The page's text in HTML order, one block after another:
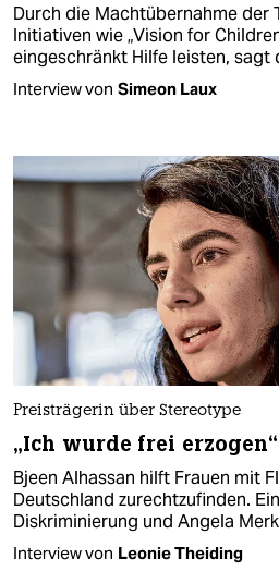
Durch die Machtübernahme der
Initiativen wie „Vision for
eingeschränkt Hilfe leisten, sagt
Interview von Simeon Laux
Preisträgerin über Stereotype
„Ich wurde frei erzogen“
Bjeen Alhassan hilft Frauen mit
Deutschland zurechtzufinden.
Diskriminierung und Angela
Interview von Leonie Theiding